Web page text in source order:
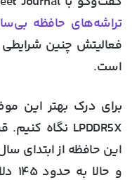
تراشه‌های حافظه
فعالیتش چنین
است.
برای درک بهتر این
و